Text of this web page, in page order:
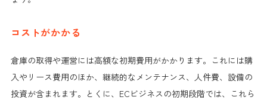
コストがかかる
倉庫の取得や運営には高額な初期費用がかかります。これには購
入やリース費用のほか、継続的なメンテナンス、人件費、設備の
投資が含まれます。とくに、ECビジネスの初期段階では、これら